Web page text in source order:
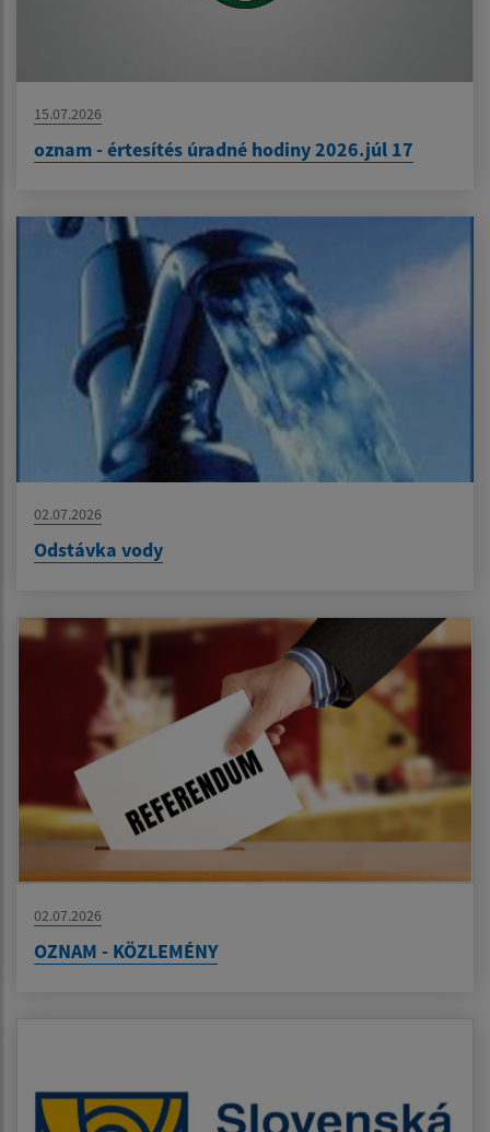
15.07.2026
oznam - értesítés úradné hodiny 2026.júl 17
02.07.2026
Odstávka vody
02.07.2026
OZNAM - KÖZLEMÉNY